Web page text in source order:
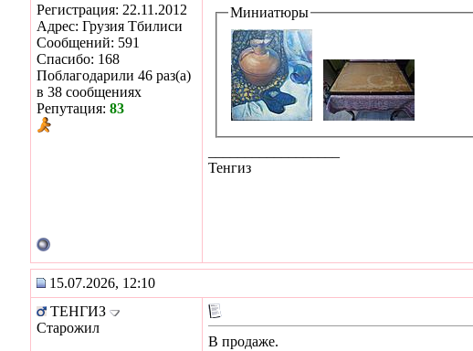
Регистрация: 22.11.2012
Адрес: Грузия Тбилиси
Сообщений: 591
Спасибо: 168
Поблагодарили 46 раз(а)
в 38 сообщениях
Репутация: 83
Миниатюры
Тенгиз
15.07.2026, 12:10
ТЕНГИЗ
Старожил
В продаже.